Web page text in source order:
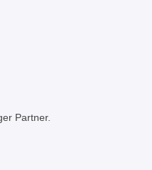
Partner.